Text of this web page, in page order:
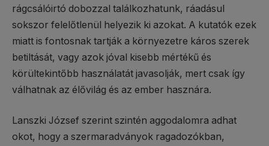
rágcsálóirtó dobozzal találkozhatunk, ráadásul
sokszor felelőtlenül helyezik ki azokat. A kutatók ezek
miatt is fontosnak tartják a környezetre káros szerek
betiltását, vagy azok jóval kisebb mértékű és
körültekintőbb használatát javasolják, mert csak így
válhatnak az élővilág és az ember hasznára.
Lanszki József szerint szintén aggodalomra adhat
okot, hogy a szermaradványok ragadozókban,